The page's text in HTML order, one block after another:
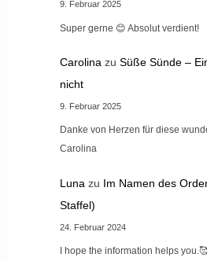
9. Februar 2025
Super gerne 😊 Absolut verdient!
Carolina zu Süße Sünde –
nicht
9. Februar 2025
Danke von Herzen für diese
Carolina
Luna zu Im Namen des
Staffel)
24. Februar 2024
I hope the information helps